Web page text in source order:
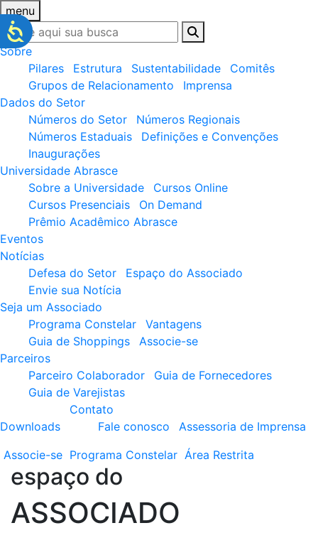
menu
Sobre
Pilares
Estrutura Sustentabilidade
Comitês
Grupos de Relacionamento
Imprensa
Dados do Setor
Números do Setor
Números Regionais
Números Estaduais
Definições e Convenções
Inaugurações
Universidade Abrasce
Sobre a Universidade
Cursos Online
Cursos Presenciais
On Demand
Prêmio Acadêmico Abrasce
Eventos
Notícias
Defesa do Setor
Espaço do Associado
Envie sua Notícia
Seja um Associado
Programa Constelar
Vantagens
Guia de Shoppings
Associe-se
Parceiros
Parceiro Colaborador
Guia de Fornecedores
Guia de Varejistas
Downloads
Contato
Fale conosco
Assessoria de Imprensa
Associe-se Programa Constelar Área Restrita
espaço do
ASSOCIADO